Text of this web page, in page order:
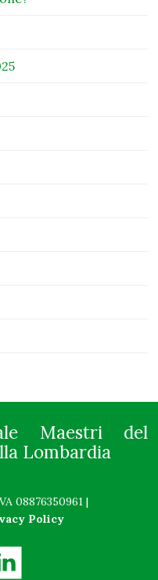
Maestri del
Lombardia
08876350961 |
Policy